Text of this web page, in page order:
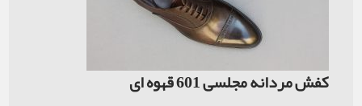
کفش مردانه مجلسی 601 قهوه ای